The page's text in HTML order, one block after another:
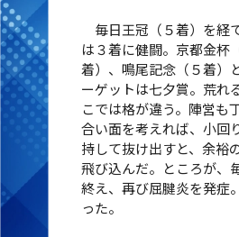
毎日王冠（５着）を経
は３着に健闘。京都金杯
着）、鳴尾記念（５着）
ーゲットは七夕賞。荒れ
こでは格が違う。陣営も
合い面を考えれば、小回
持して抜け出すと、余裕
飛び込んだ。ところが、
終え、再び屈腱炎を発症
った。